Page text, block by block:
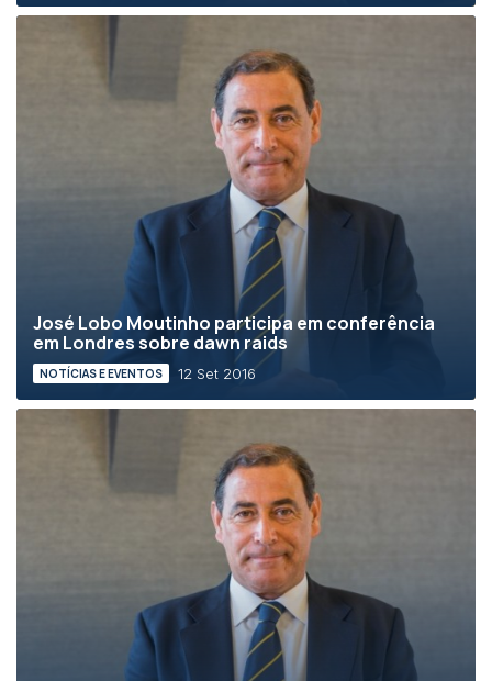
José Lobo Moutinho participa em conferência
em Londres sobre dawn raids
NOTÍCIAS E EVENTOS 12 Set 2016